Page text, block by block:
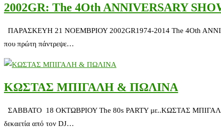
2002GR: The 4Oth ANNIVERSARY
ΠΑΡΑΣΚΕΥΗ 21 ΝΟΕΜΒΡΙΟΥ 2002GR1974-2014 The 4Oth
που πρώτη πάντρεψε…
ΚΩΣΤΑΣ ΜΠΙΓΑΛΗ & ΠΩΛΙΝΑ
ΣΑΒΒΑΤΟ 18 ΟΚΤΩΒΡΙΟΥ The 80s PARTY με..ΚΩΣΤΑΣ ΜΠΙΓΑΛΗ &
δεκαετία από τον DJ…